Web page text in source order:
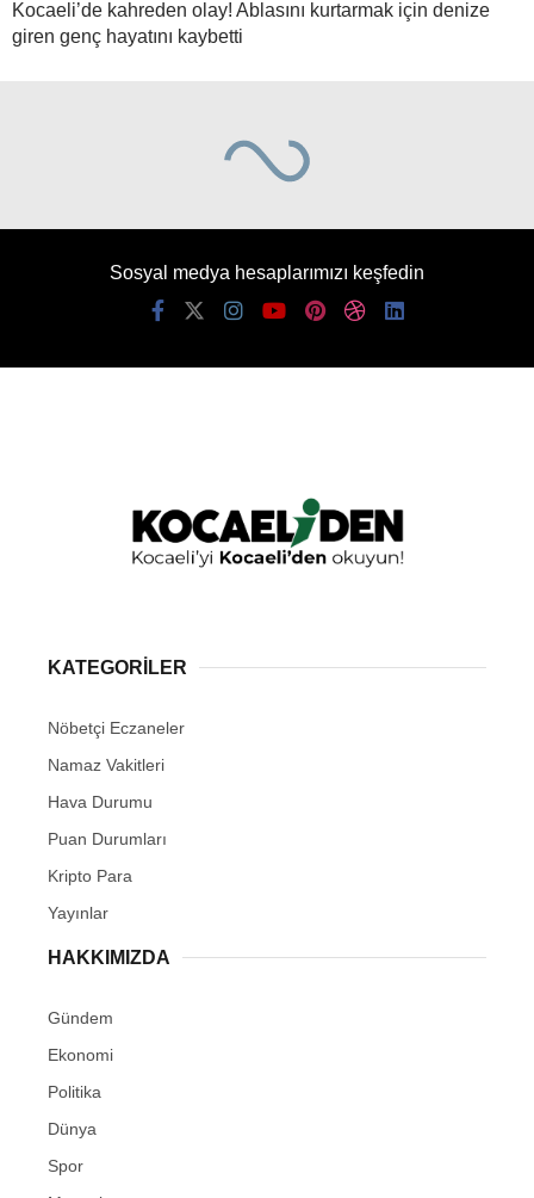
Kocaeli’de kahreden olay! Ablasını kurtarmak için denize
giren genç hayatını kaybetti
Sosyal medya hesaplarımızı keşfedin
KATEGORİLER
Nöbetçi Eczaneler
Namaz Vakitleri
Hava Durumu
Puan Durumları
Kripto Para
Yayınlar
HAKKIMIZDA
Gündem
Ekonomi
Politika
Dünya
Spor